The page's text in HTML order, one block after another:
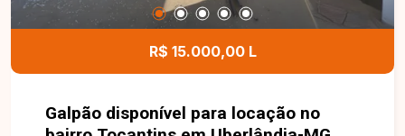
R$ 15.000,00 L
Galpão disponível para locação no